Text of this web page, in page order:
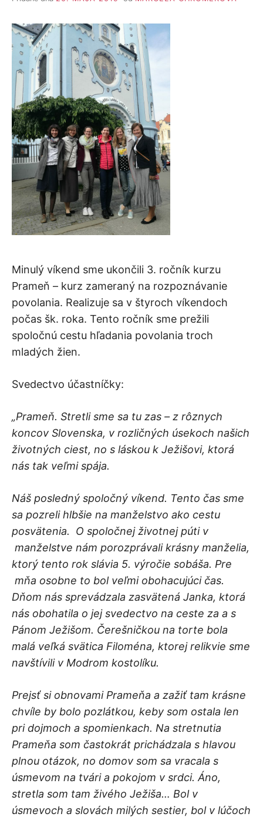
Minulý víkend sme ukončili 3. ročník kurzu
Prameň – kurz zameraný na rozpoznávanie
povolania. Realizuje sa v štyroch víkendoch
počas šk. roka. Tento ročník sme prežili
spoločnú cestu hľadania povolania troch
mladých žien.
Svedectvo účastníčky:
„Prameň. Stretli sme sa tu zas – z rôznych
koncov Slovenska, v rozličných úsekoch našich
životných ciest, no s láskou k Ježišovi, ktorá
nás tak veľmi spája.
Náš posledný spoločný víkend. Tento čas sme
sa pozreli hlbšie na manželstvo ako cestu
posvätenia. O spoločnej životnej púti v
manželstve nám porozprávali krásny manželia,
ktorý tento rok slávia 5. výročie sobáša. Pre
mňa osobne to bol veľmi obohacujúci čas.
Dňom nás sprevádzala zasvätená Janka, ktorá
nás obohatila o jej svedectvo na ceste za a s
Pánom Ježišom. Čerešničkou na torte bola
malá veľká svätica Filoména, ktorej relikvie sme
navštívili v Modrom kostolíku.
Prejsť si obnovami Prameňa a zažiť tam krásne
chvíle by bolo pozlátkou, keby som ostala len
pri dojmoch a spomienkach. Na stretnutia
Prameňa som častokrát prichádzala s hlavou
plnou otázok, no domov som sa vracala s
úsmevom na tvári a pokojom v srdci. Áno,
stretla som tam živého Ježiša… Bol v
úsmevoch a slovách milých sestier, bol v lúčoch